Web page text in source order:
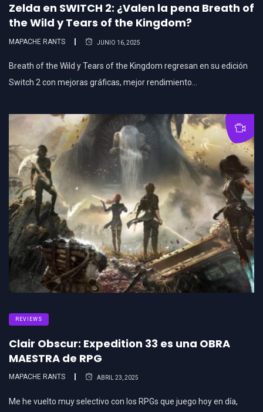
Zelda en SWITCH 2: ¿Valen la pena Breath of
the Wild y Tears of the Kingdom?
MAPACHE RANTS JUNIO 16, 2025
Breath of the Wild y Tears of the Kingdom regresan en su edición
Switch 2 con mejoras gráficas, mejor rendimiento…
REVIEWS
Clair Obscur: Expedition 33 es una OBRA
MAESTRA de RPG
MAPACHE RANTS ABRIL 23, 2025
Me he vuelto muy selectivo con los RPGs que juego hoy en día,